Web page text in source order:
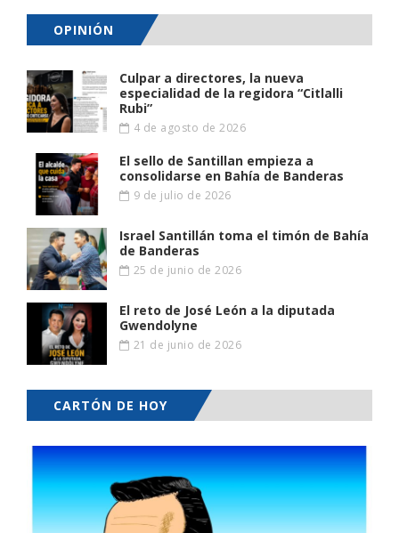
OPINIÓN
Culpar a directores, la nueva
especialidad de la regidora “Citlalli
Rubi”
4 de agosto de 2026
El sello de Santillan empieza a
consolidarse en Bahía de Banderas
9 de julio de 2026
Israel Santillán toma el timón de Bahía
de Banderas
25 de junio de 2026
El reto de José León a la diputada
Gwendolyne
21 de junio de 2026
CARTÓN DE HOY